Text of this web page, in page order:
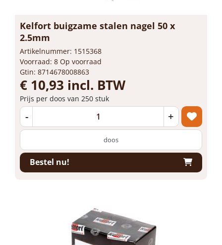
Kelfort buigzame stalen nagel 50 x
2.5mm
Artikelnummer: 1515368
Voorraad: 8 Op voorraad
Gtin: 8714678008863
€ 10,93 incl. BTW
Prijs per doos van 250 stuk
- +
doos
Bestel nu!